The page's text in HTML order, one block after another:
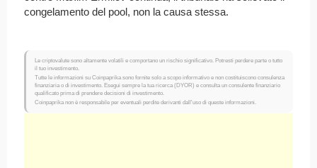
congelamento del pool, non la causa stessa.
Le criptovalute sono altamente volatili e comportano un rischio significativo. Potresti perdere parte o tutto
il tuo investimento.
Tutte le informazioni su Coinpaprika sono fornite solo a scopo informativo e non costituiscono consulenza
finanziaria o di investimento. Esegui sempre la tua ricerca (DYOR) e consulta un consulente finanziario
qualificato prima di prendere decisioni di investimento.
Coinpaprika non è responsabile per eventuali perdite derivanti dall'uso di queste informazioni.